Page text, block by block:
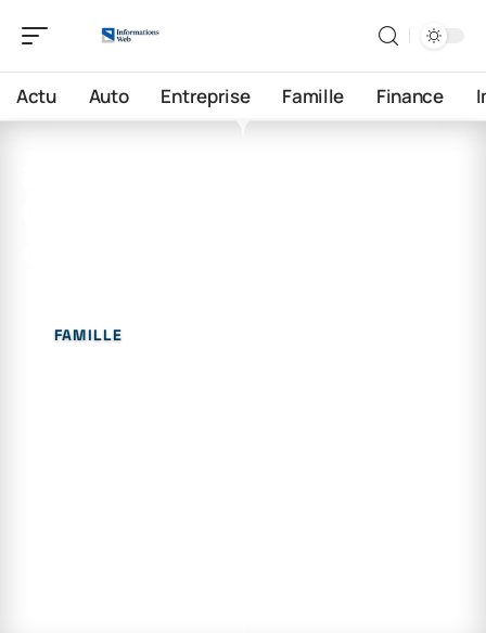
Actu Auto Entreprise Famille Finance
FAMILLE